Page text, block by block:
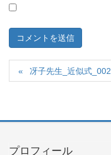
冴子先生_近似式_002
プロフィール